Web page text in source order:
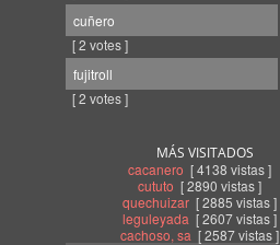
cuñero
[ 2 votes ]
fujitroll
[ 2 votes ]
MÁS VISITADOS
cacanero [ 4138 vistas ]
cututo [ 2890 vistas ]
quechuizar [ 2885 vistas ]
leguleyada [ 2607 vistas ]
cachoso, sa [ 2587 vistas ]